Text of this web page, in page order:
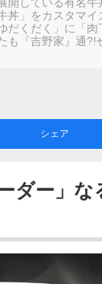
丼」をカスタマ
だくだく」に「
も『吉野家』通
シェア
ダー」